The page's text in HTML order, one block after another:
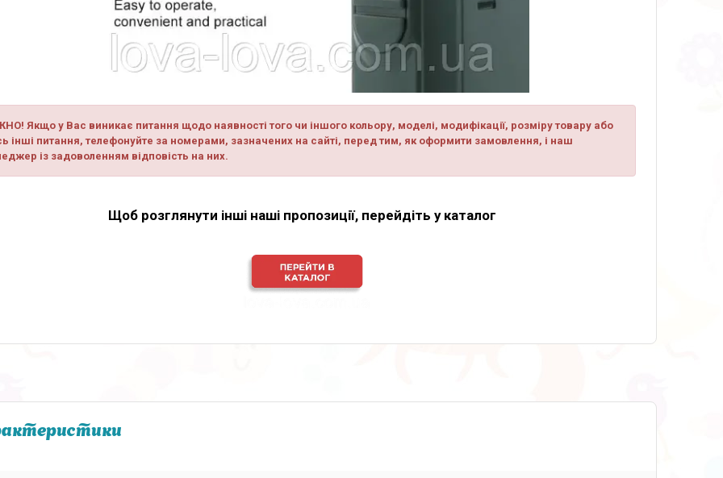
Якщо у Вас виникає питання щодо наявності того чи іншого кольору, моделі, модифікації, розміру товару або
інші питання, телефонуйте за номерами, зазначених на сайті, перед тим, як оформити замовлення, і наш
із задоволенням відповість на них.
Щоб розглянути інші наші пропозиції, перейдіть у каталог